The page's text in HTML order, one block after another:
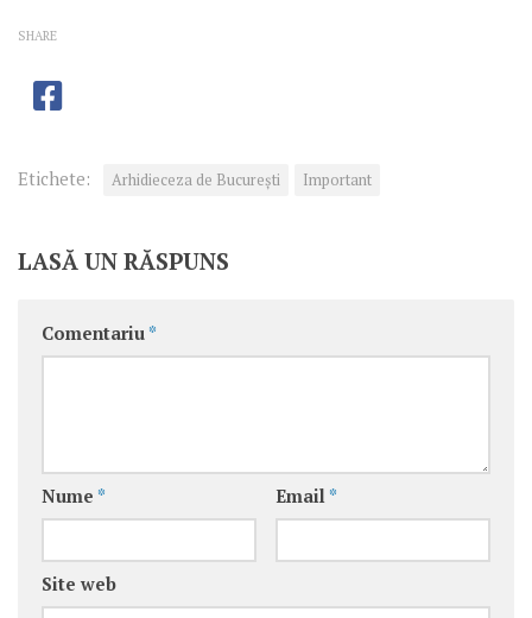
SHARE
Etichete: Arhidieceza de București Important
LASĂ UN RĂSPUNS
Comentariu *
Nume * Email *
Site web